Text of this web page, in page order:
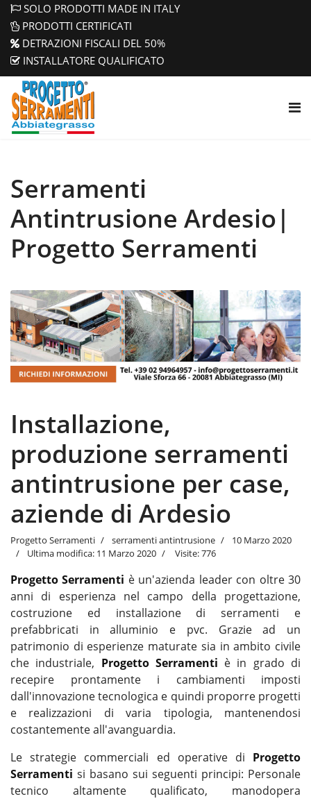
SOLO PRODOTTI MADE IN ITALY
PRODOTTI CERTIFICATI
DETRAZIONI FISCALI DEL 50%
INSTALLATORE QUALIFICATO
Serramenti
Antintrusione Ardesio|
Progetto Serramenti
Installazione,
produzione serramenti
antintrusione per case,
aziende di Ardesio
Progetto Serramenti serramenti antintrusione
10 Marzo 2020
Ultima modifica: 11 Marzo 2020
Visite: 776
Progetto Serramenti è un'azienda leader con oltre 30
anni di esperienza nel campo della progettazione,
costruzione ed installazione di serramenti e
prefabbricati in alluminio e pvc. Grazie ad un
patrimonio di esperienze maturate sia in ambito civile
che industriale, Progetto Serramenti è in grado di
recepire prontamente i cambiamenti imposti
dall'innovazione tecnologica e quindi proporre progetti
e realizzazioni di varia tipologia, mantenendosi
costantemente all'avanguardia.
Le strategie commerciali ed operative di Progetto
Serramenti si basano sui seguenti principi: Personale
tecnico altamente qualificato, manodopera